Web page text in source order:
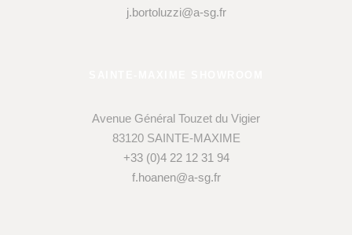
j.bortoluzzi@a-sg.fr
Avenue Général Touzet du Vigier
83120 SAINTE-MAXIME
+33 (0)4 22 12 31 94
f.hoanen@a-sg.fr